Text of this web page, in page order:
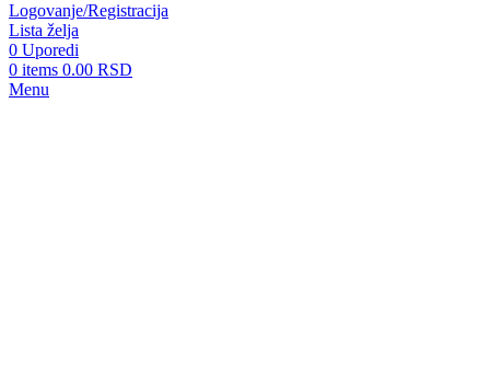
Logovanje/Registracija
Lista želja
0 Uporedi
0 items 0.00 RSD
Menu